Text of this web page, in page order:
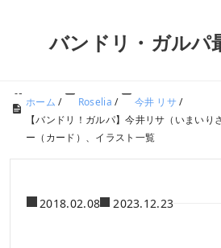
バンドリ・ガルパ
ホーム / Roselia / 今井 リサ/
【バンドリ！ガルパ】今井リサ（いまい
ー（カード）、イラスト一覧
2018.02.08 2023.12.23